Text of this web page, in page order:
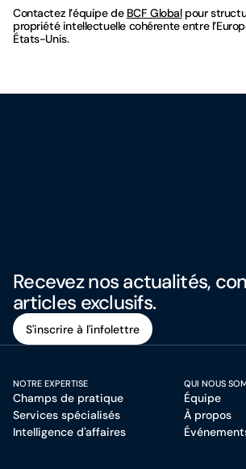
Contactez l’équipe de BCF Globalpour
propriété intellectuelle cohérente entre
États-Unis.
Recevez nos actualités,
articles exclusifs.
S'inscrire à l'infolettre
NOTRE EXPERTISE
Champs de pratique
Services spécialisés
Intelligence d'affaires
QUI NOUS
Équipe
À propos